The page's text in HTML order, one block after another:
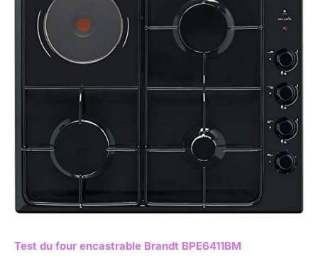
Test du four encastrable Brandt BPE6411BM